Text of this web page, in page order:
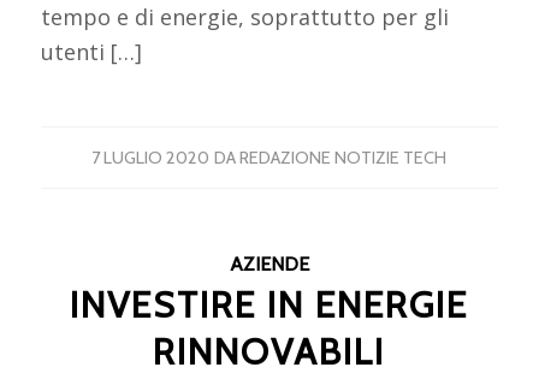
tempo e di energie, soprattutto per gli
utenti […]
7 LUGLIO 2020 DAREDAZIONE NOTIZIE TECH
AZIENDE
INVESTIRE IN ENERGIE
RINNOVABILI